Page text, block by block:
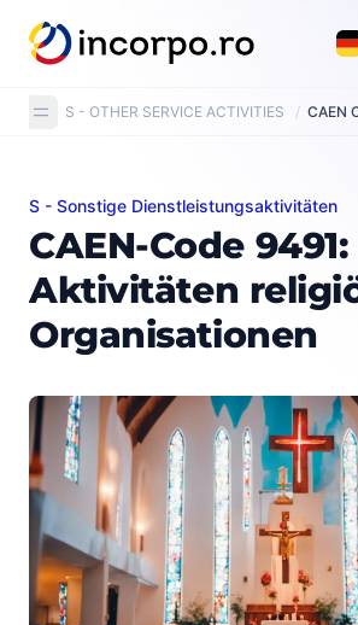
springen
S - OTHER SERVICE ACTIVITIES /
CAEN-Code 9491: Aktivitäten
S - Sonstige Dienstleistungsaktivitäten
CAEN-Code 9491:
Aktivitäten
Organisationen